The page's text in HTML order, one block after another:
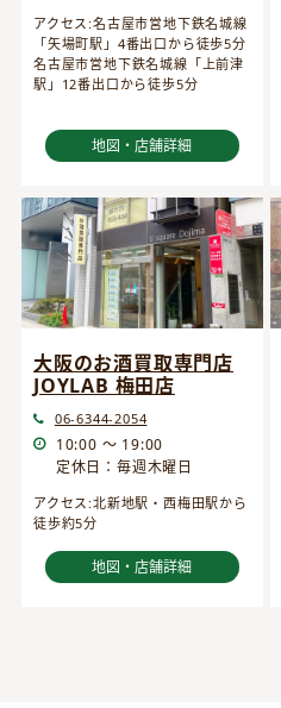
アクセス:名古屋市営地下鉄名城線
「矢場町駅」4番出口から徒歩5分
名古屋市営地下鉄名城線「上前津
駅」12番出口から徒歩5分
地図・店舗詳細
大阪のお酒買取専門店
JOYLAB 梅田店
06-6344-2054
10:00 ～ 19:00
定休日：毎週木曜日
アクセス:北新地駅・西梅田駅から
徒歩約5分
地図・店舗詳細